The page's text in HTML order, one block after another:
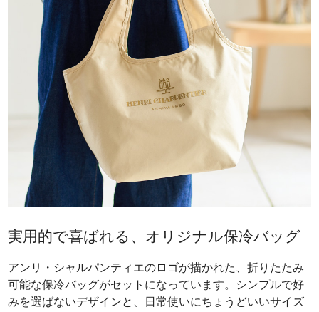
実用的で喜ばれる、オリジナル保冷バッグ
アンリ・シャルパンティエのロゴが描かれた、折りたたみ
可能な保冷バッグがセットになっています。シンプルで好
みを選ばないデザインと、日常使いにちょうどいいサイズ